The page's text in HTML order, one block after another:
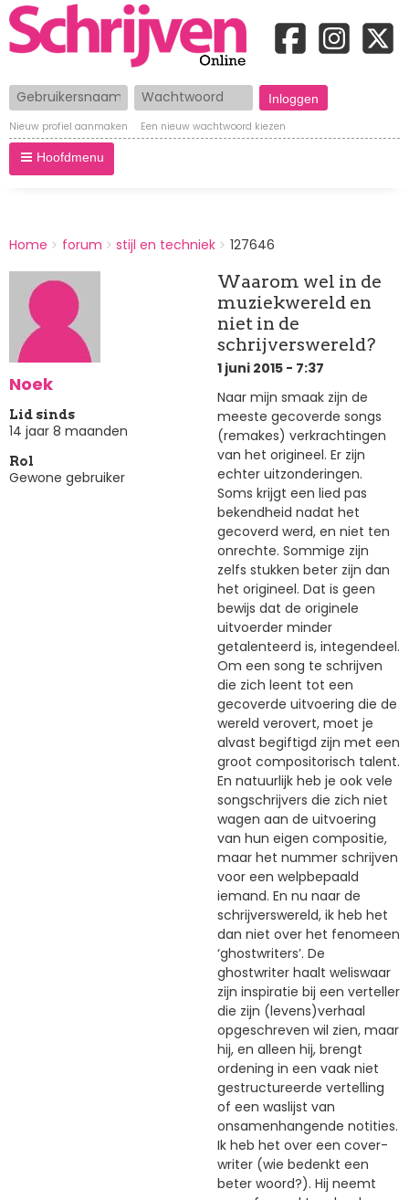
Gebruikersnaam Wachtwoord
Nieuw profiel aanmaken Een nieuw wachtwoord kiezen
Hoofdmenu
BREADCRUMBS
You
here:
Home forum stijl en techniek 127646
Noek
Lid sinds
14 jaar 8 maanden
Rol
Gewone gebruiker
Waarom wel in de
muziekwereld en
niet in de
schrijverswereld?
1 juni 2015 - 7:37
Naar mijn smaak zijn de
meeste gecoverde songs
(remakes) verkrachtingen
van het origineel. Er zijn
echter uitzonderingen.
Soms krijgt een lied pas
bekendheid nadat het
gecoverd werd, en niet ten
onrechte. Sommige zijn
zelfs stukken beter zijn dan
het origineel. Dat is geen
bewijs dat de originele
uitvoerder minder
getalenteerd is, integendeel.
Om een song te schrijven
die zich leent tot een
gecoverde uitvoering die de
wereld verovert, moet je
alvast begiftigd zijn met een
groot compositorisch talent.
En natuurlijk heb je ook vele
songschrijvers die zich niet
wagen aan de uitvoering
van hun eigen compositie,
maar het nummer schrijven
voor een welpbepaald
iemand. En nu naar de
schrijverswereld, ik heb het
dan niet over het fenomeen
‘ghostwriters’. De
ghostwriter haalt weliswaar
zijn inspiratie bij een verteller
die zijn (levens)verhaal
opgeschreven wil zien, maar
hij, en alleen hij, brengt
ordening in een vaak niet
gestructureerde vertelling
of een waslijst van
onsamenhangende notities.
Ik heb het over een cover-
writer (wie bedenkt een
beter woord?). Hij neemt